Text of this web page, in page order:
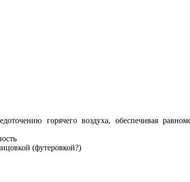
горячего воздуха, обеспечивая
(футеровкой?)